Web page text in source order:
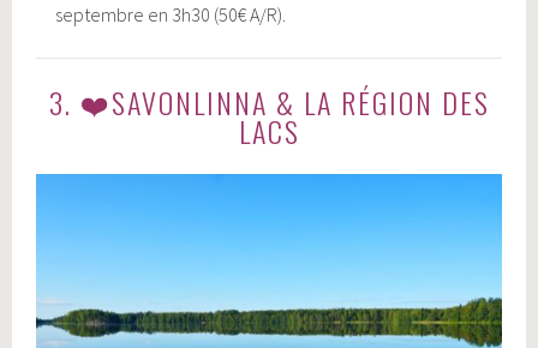
septembre en 3h30 (50€ A/R).
3. ❤️SAVONLINNA & LA RÉGION DES
LACS